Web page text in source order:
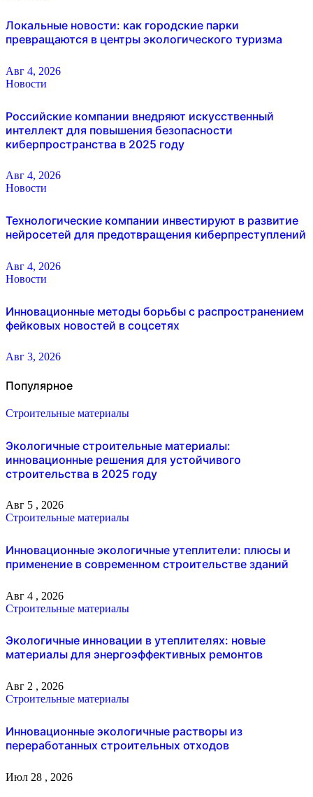
Локальные новости: как городские парки
превращаются в центры экологического туризма
Авг 4, 2026
Новости
Российские компании внедряют искусственный
интеллект для повышения безопасности
киберпространства в 2025 году
Авг 4, 2026
Новости
Технологические компании инвестируют в развитие
нейросетей для предотвращения киберпреступлений
Авг 4, 2026
Новости
Инновационные методы борьбы с распространением
фейковых новостей в соцсетях
Авг 3, 2026
Популярное
Строительные материалы
Экологичные строительные материалы:
инновационные решения для устойчивого
строительства в 2025 году
Авг 5 , 2026
Строительные материалы
Инновационные экологичные утеплители: плюсы и
применение в современном строительстве зданий
Авг 4 , 2026
Строительные материалы
Экологичные инновации в утеплителях: новые
материалы для энергоэффективных ремонтов
Авг 2 , 2026
Строительные материалы
Инновационные экологичные растворы из
переработанных строительных отходов
Июл 28 , 2026